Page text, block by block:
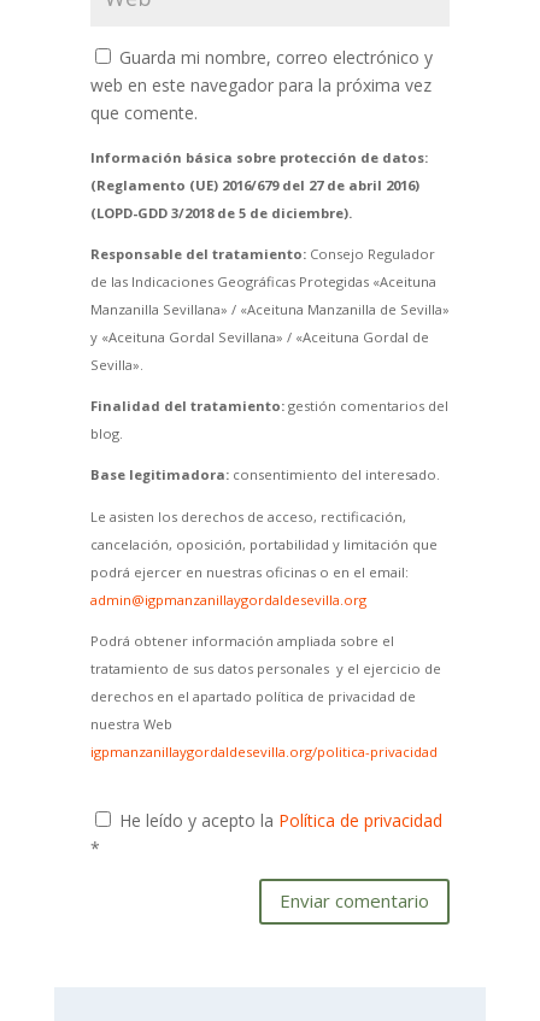
Guarda mi nombre, correo electrónico y
web en este navegador para la próxima vez
que comente.
Información básica sobre protección de datos:
(Reglamento (UE) 2016/679 del 27 de abril 2016)
(LOPD-GDD 3/2018 de 5 de diciembre).
Responsable del tratamiento:Consejo Regulador
de las Indicaciones Geográficas Protegidas «Aceituna
Manzanilla Sevillana» / «Aceituna Manzanilla de Sevilla»
y «Aceituna Gordal Sevillana» / «Aceituna Gordal de
Sevilla».
Finalidad del tratamiento:gestión comentarios del
blog.
Base legitimadora:consentimiento del interesado.
Le asisten los derechos de acceso, rectificación,
cancelación, oposición, portabilidad y limitación que
podrá ejercer en nuestras oficinas o en el email:
admin@igpmanzanillaygordaldesevilla.org
Podrá obtener información ampliada sobre el
tratamiento de sus datos personales y el ejercicio de
derechos en el apartado política de privacidad de
nuestra Web
igpmanzanillaygordaldesevilla.org/politica-privacidad
He leído y acepto la Política de privacidad
*
Enviar comentario